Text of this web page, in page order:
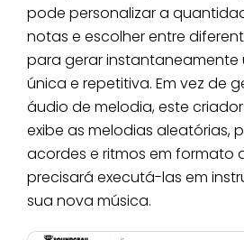
pode personalizar a
notas e escolher entre
para gerar instantaneamente
única e repetitiva. Em vez de
áudio de melodia, este
exibe as melodias aleatórias,
acordes e ritmos em formato
precisará executá-las em
sua nova música.